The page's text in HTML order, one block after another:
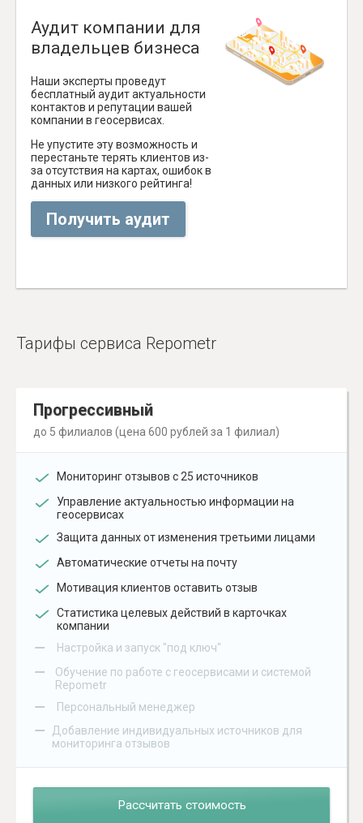
Аудит компании для
владельцев бизнеса
Наши эксперты проведут
бесплатный аудит актуальности
контактов и репутации вашей
компании в геосервисах.
Не упустите эту возможность и
перестаньте терять клиентов из-
за отсутствия на картах, ошибок в
данных или низкого рейтинга!
Получить аудит
Тарифы сервиса Repometr
Прогрессивный
до 5 филиалов (цена 600 рублей за 1 филиал)
Мониторинг отзывов с 25 источников
Управление актуальностью информации на
геосервисах
Защита данных от изменения третьими лицами
Автоматические отчеты на почту
Мотивация клиентов оставить отзыв
Статистика целевых действий в карточках
компании
– Настройка и запуск "под ключ"
–
Обучение по работе с геосервисами и системой
Repometr
– Персональный менеджер
–
Добавление индивидуальных источников для
мониторинга отзывов
Рассчитать стоимость